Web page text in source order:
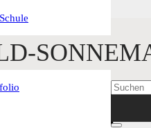
stattgefunden.